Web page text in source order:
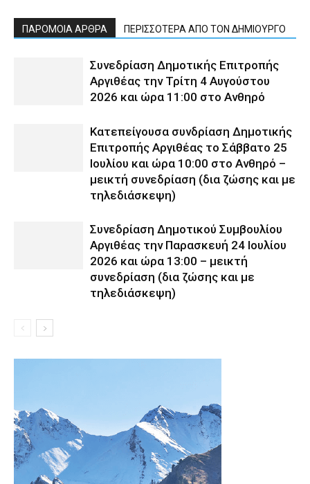
ΠΑΡΟΜΟΙΑ ΑΡΘΡΑ ΠΕΡΙΣΣΟΤΕΡΑ ΑΠΟ ΤΟΝ ΔΗΜΙΟΥΡΓΟ
Συνεδρίαση Δημοτικής Επιτροπής
Αργιθέας την Τρίτη 4 Αυγούστου
2026 και ώρα 11:00 στο Ανθηρό
Κατεπείγουσα συνδρίαση Δημοτικής
Επιτροπής Αργιθέας το Σάββατο 25
Ιουλίου και ώρα 10:00 στο Ανθηρό –
μεικτή συνεδρίαση (δια ζώσης και με
τηλεδιάσκεψη)
Συνεδρίαση Δημοτικού Συμβουλίου
Αργιθέας την Παρασκευή 24 Ιουλίου
2026 και ώρα 13:00 – μεικτή
συνεδρίαση (δια ζώσης και με
τηλεδιάσκεψη)